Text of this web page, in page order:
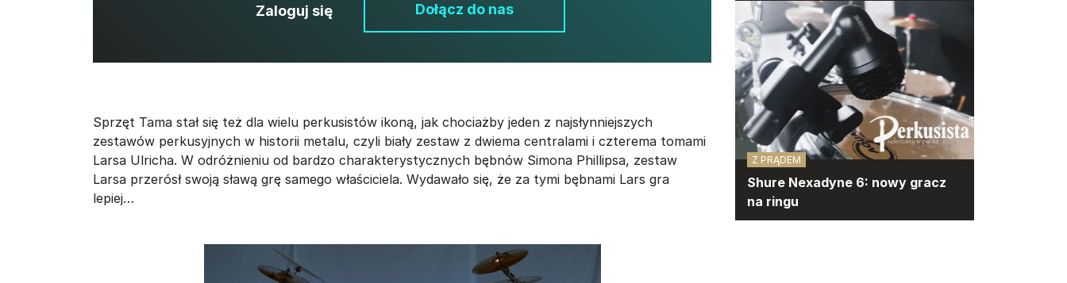
Zaloguj się Dołącz do nas
Sprzęt Tama stał się też dla wielu perkusistów ikoną, jak chociażby jeden z najsłynniejszych
zestawów perkusyjnych w historii metalu, czyli biały zestaw z dwiema centralami i czterema tomami
Larsa Ulricha. W odróżnieniu od bardzo charakterystycznych bębnów Simona Phillipsa, zestaw
Larsa przerósł swoją sławą grę samego właściciela. Wydawało się, że za tymi bębnami Lars gra
lepiej…
Z PRĄDEM
Shure Nexadyne 6: nowy gracz
na ringu